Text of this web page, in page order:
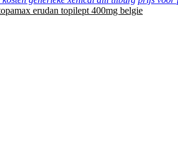
erudan topilept 400mg belgie